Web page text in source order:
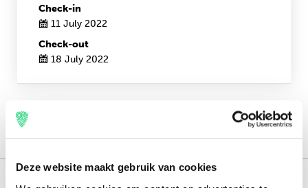
Deze website maakt gebruik van cookies
Check-in
11 July 2022
Check-out
18 July 2022